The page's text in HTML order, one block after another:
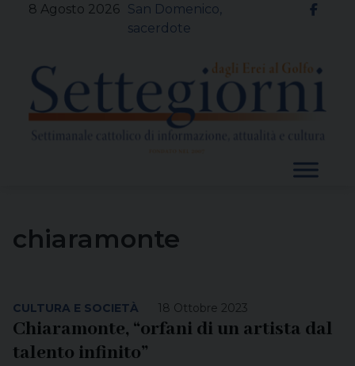
8 Agosto 2026 San Domenico,
sacerdote
chiaramonte
18 Ottobre 2023
CULTURA E SOCIETÀ
Chiaramonte, “orfani di un artista dal
talento infinito”